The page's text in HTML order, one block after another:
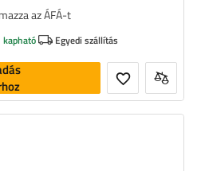
az ÁFÁ-t
kapható Egyedi szállítás